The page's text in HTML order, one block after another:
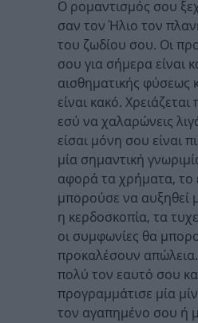
Ο ρομαντισμός σου
σαν τον Ήλιο τον
του ζωδίου σου. Οι
σου για σήμερα είναι
αισθηματικής φύσεως
είναι κακό.
εσύ να χαλαρώνεις
είσαι μόνη σου είναι
μία σημαντική
αφορά τα χρήματα, το
μπορούσε να αυξηθεί
η κερδοσκοπία, τα
οι συμφωνίες θα
προκαλέσουν
πολύ τον εαυτό σου
προγραμμάτισε μία
τον αγαπημένο σου ή